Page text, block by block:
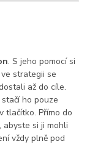
. S jeho pomocí si
strategii se
až do cíle.
stačí ho pouze
tlačítko. Přímo do
, abyste si ji mohli
vždy plně pod